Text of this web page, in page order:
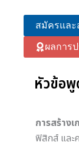
สมัครและ
ผลการ
หัวข้อ
การสร้าง
ฟิสิกส์ และ